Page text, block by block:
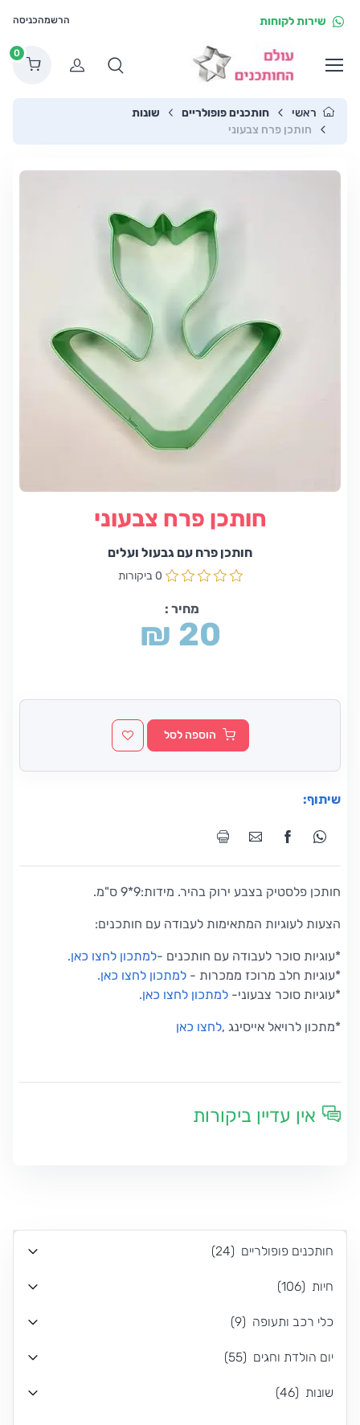
שירות לקוחות הרשמהכניסה
הרשמה
0
ראשי חותכנים פופולריים
שונות
חותכן פרח צבעוני
חותכן פרח צבעוני
חותכן פרח עם גבעול ועלים
0 ביקורות
מחיר :
₪ 20
הוספה לסל
שיתוף:
חותכן פלסטיק בצבע ירוק בהיר. מידות:9*9 ס"מ.
הצעות לעוגיות המתאימות לעבודה עם חותכנים:
*עוגיות סוכר לעבודה עם חותכנים -למתכון לחצו כאן.
*עוגיות חלב מרוכז ממכרות - למתכון לחצו כאן.
*עוגיות סוכר צבעוני- למתכון לחצו כאן.
*מתכון לרויאל אייסינג ,לחצו כאן
אין עדיין ביקורות
חותכנים פופולריים (
24
)
חיות (
106
)
כלי רכב ותעופה (
9
)
יום הולדת וחגים (
55
)
שונות (
46
)